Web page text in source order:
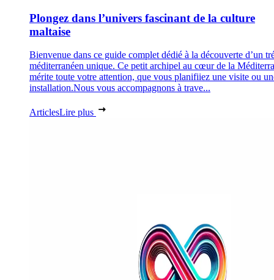
Plongez dans l’univers fascinant de la culture
maltaise
Bienvenue dans ce guide complet dédié à la découverte d’un
méditerranéen unique. Ce petit archipel au cœur de la
mérite toute votre attention, que vous planifiiez une visite ou
installation.Nous vous accompagnons à trave...
ArticlesLire plus